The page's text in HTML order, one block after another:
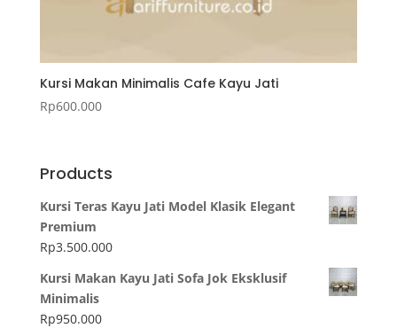
Kursi Makan Minimalis Cafe Kayu Jati
Rp600.000
Products
Kursi Teras Kayu Jati Model Klasik Elegant
Premium
Rp3.500.000
Kursi Makan Kayu Jati Sofa Jok Eksklusif
Minimalis
Rp950.000